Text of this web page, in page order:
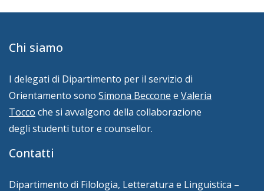
Chi siamo
I delegati di Dipartimento per il servizio di
Orientamento sono Simona Beccone e Valeria
Tocco che si avvalgono della collaborazione
degli studenti tutor e counsellor.
Contatti
Dipartimento di Filologia, Letteratura e Linguistica –